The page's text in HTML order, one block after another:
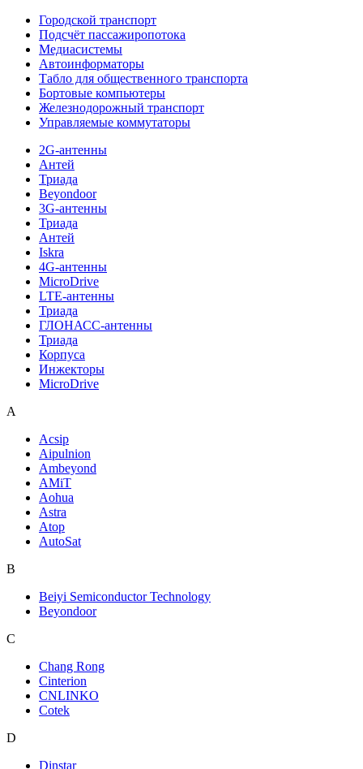
Городской транспорт
Подсчёт пассажиропотока
Медиасистемы
Автоинформаторы
Табло для общественного транспорта
Бортовые компьютеры
Железнодорожный транспорт
Управляемые коммутаторы
2G-антенны
Антей
Триада
Beyondoor
3G-антенны
Триада
Антей
Iskra
4G-антенны
MicroDrive
LTE-антенны
Триада
ГЛОНАСС-антенны
Триада
Корпуса
Инжекторы
MicroDrive
A
Acsip
Aipulnion
Ambeyond
AMiT
Aohua
Astra
Atop
AutoSat
B
Beiyi Semiconductor Technology
Beyondoor
C
Chang Rong
Cinterion
CNLINKO
Cotek
D
Dinstar